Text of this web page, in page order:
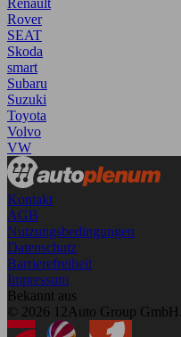
Renault
Rover
SEAT
Skoda
smart
Subaru
Suzuki
Toyota
Volvo
VW
Kontakt
AGB
Nutzungsbedingungen
Datenschutz
Barrierefreiheit
Impressum
Bekannt aus
© 2026 12Auto Group